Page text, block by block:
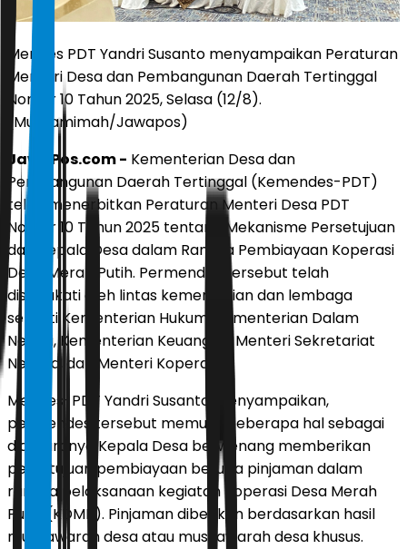
Mendes PDT Yandri Susanto menyampaikan Peraturan
Menteri Desa dan Pembangunan Daerah Tertinggal
Nomor 10 Tahun 2025, Selasa (12/8).
(Muhtamimah/Jawapos)
JawaPos.com - Kementerian Desa dan
Pembangunan Daerah Tertinggal (Kemendes-PDT)
telah menerbitkan Peraturan Menteri Desa PDT
Nomor 10 Tahun 2025 tentang Mekanisme Persetujuan
dari Kepala Desa dalam Rangka Pembiayaan Koperasi
Desa Merah Putih. Permendes tersebut telah
disepakati oleh lintas kementerian dan lembaga
seperti Kementerian Hukum, Kementerian Dalam
Negeri, Kementerian Keuangan, Menteri Sekretariat
Negara, dan Menteri Koperasi.
Mendes-PDT Yandri Susanto menyampaikan,
permendes tersebut memuat beberapa hal sebagai
diantaranya Kepala Desa berwenang memberikan
persetujuan pembiayaan berupa pinjaman dalam
rangka pelaksanaan kegiatan Koperasi Desa Merah
Putih (KDMP). Pinjaman diberikan berdasarkan hasil
musyawarah desa atau musyawarah desa khusus.